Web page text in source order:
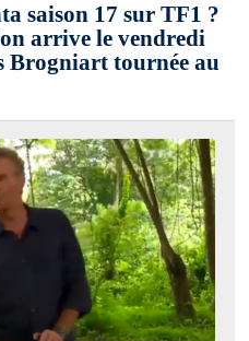
saison 17 sur TF1 ?
arrive le vendredi
Brogniart tournée au